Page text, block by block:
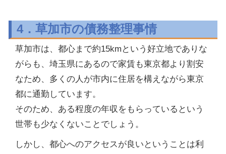
4．草加市の債務整理事情
草加市は、都心まで約15kmという好立地でありな
がらも、埼玉県にあるので家賃も東京都より割安
なため、多くの人が市内に住居を構えながら東京
都に通勤しています。
そのため、ある程度の年収をもらっているという
世帯も少なくないことでしょう。
しかし、都心へのアクセスが良いということは利